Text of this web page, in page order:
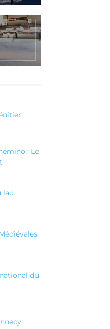
votre
bague en
texturé
Réserver
: Le
lac
du